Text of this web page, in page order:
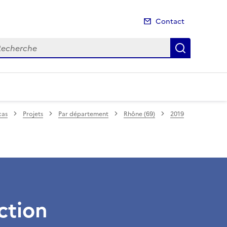
Contact
Projets Par département Rhône (69) 2019